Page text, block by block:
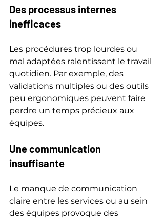
Des processus internes
inefficaces
Les procédures trop lourdes ou
mal adaptées ralentissent le travail
quotidien. Par exemple, des
validations multiples ou des outils
peu ergonomiques peuvent faire
perdre un temps précieux aux
équipes.
Une communication
insuffisante
Le manque de communication
claire entre les services ou au sein
des équipes provoque des